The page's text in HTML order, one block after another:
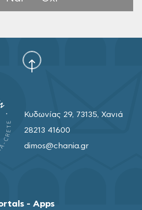
Κυδωνίας 29, 73135, Χανιά
28213 41600
dimos@chania.gr
- Apps